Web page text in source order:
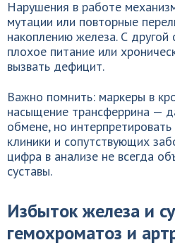
Нарушения в работе
мутации или повторные
накоплению железа. С другой
плохое питание или
вызвать дефицит.
Важно помнить: маркеры в
насыщение трансферрина —
обмене, но
клиники и сопутствующих
цифра в анализе не всегда
суставы.
Избыток железа и
гемохроматоз и